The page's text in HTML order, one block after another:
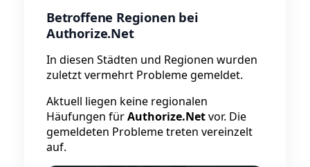
Betroffene Regionen bei
Authorize.Net
In diesen Städten und Regionen wurden
zuletzt vermehrt Probleme gemeldet.
Aktuell liegen keine regionalen
Häufungen fürAuthorize.Netvor. Die
gemeldeten Probleme treten vereinzelt
auf.